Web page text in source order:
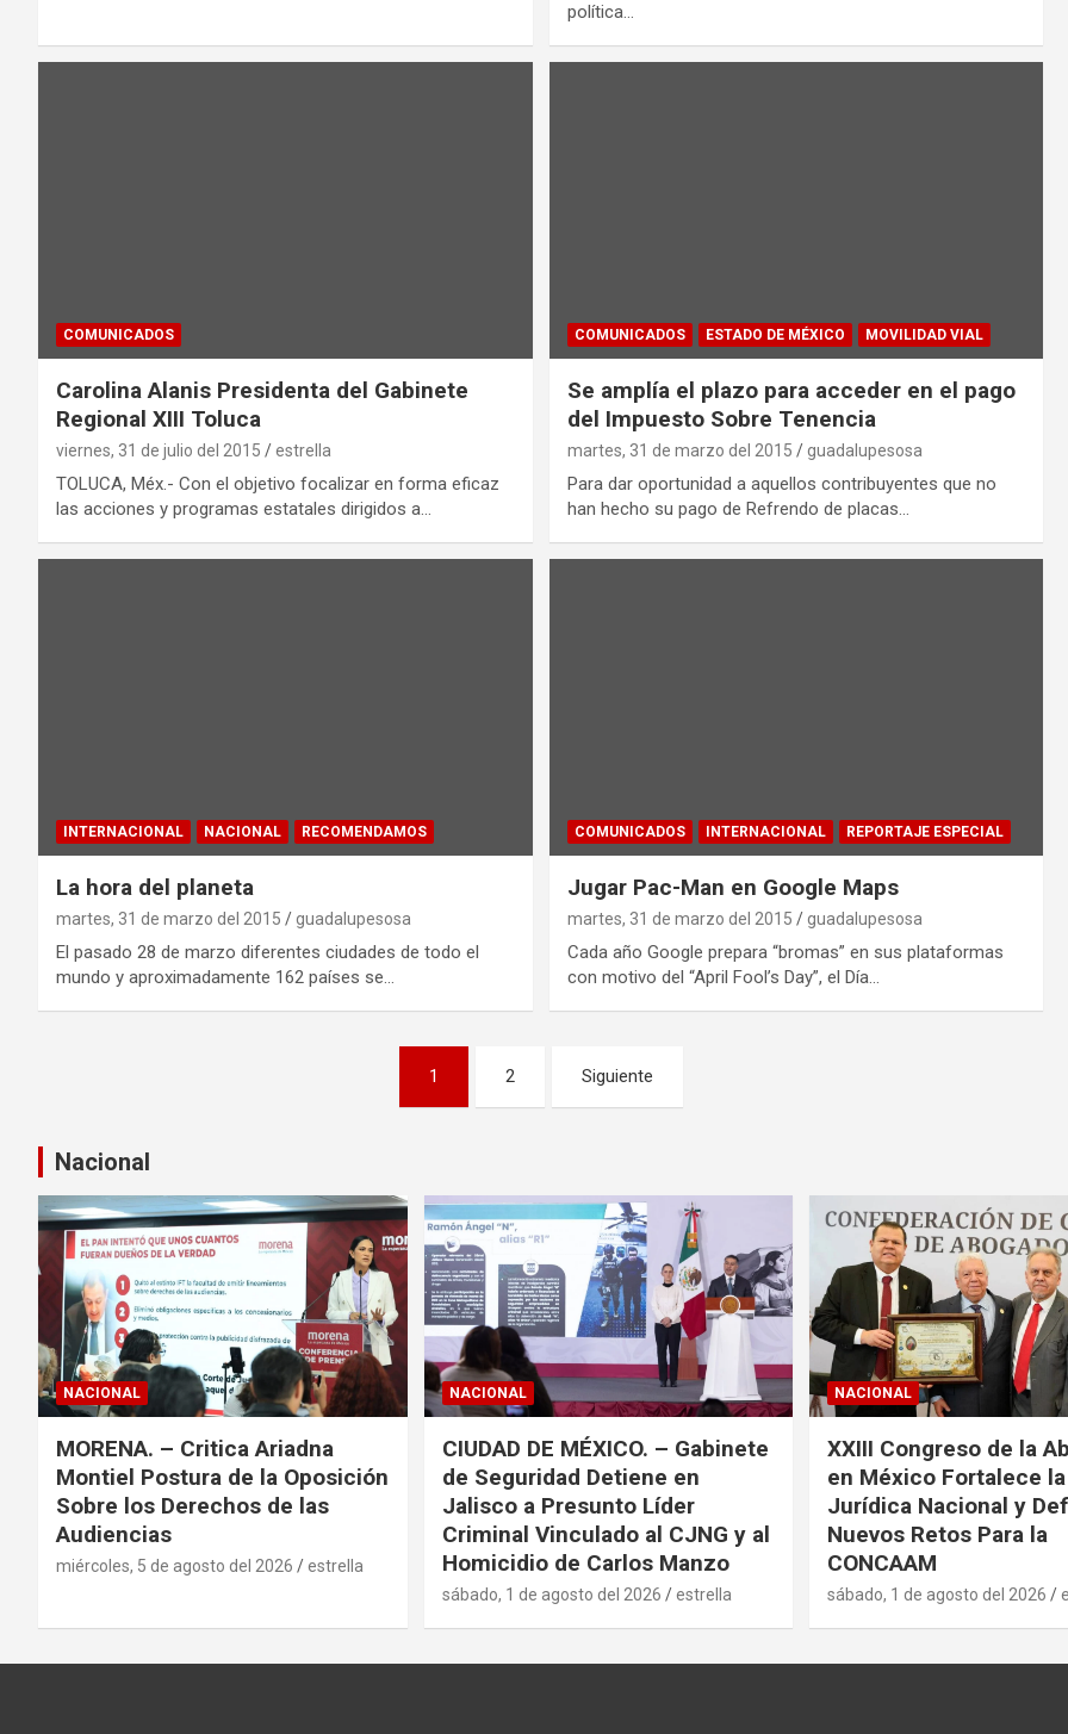
política…
COMUNICADOS
Carolina Alanis Presidenta del Gabinete
Regional XIII Toluca
viernes, 31 de julio del 2015 estrella
TOLUCA, Méx.- Con el objetivo focalizar en forma eficaz
las acciones y programas estatales dirigidos a…
COMUNICADOS ESTADO DE MÉXICO MOVILIDAD VIAL
Se amplía el plazo para acceder en el pago
del Impuesto Sobre Tenencia
martes, 31 de marzo del 2015 guadalupesosa
Para dar oportunidad a aquellos contribuyentes que no
han hecho su pago de Refrendo de placas…
INTERNACIONAL NACIONAL RECOMENDAMOS
La hora del planeta
martes, 31 de marzo del 2015 guadalupesosa
El pasado 28 de marzo diferentes ciudades de todo el
mundo y aproximadamente 162 países se…
COMUNICADOS INTERNACIONAL REPORTAJE ESPECIAL
Jugar Pac-Man en Google Maps
martes, 31 de marzo del 2015 guadalupesosa
Cada año Google prepara “bromas” en sus plataformas
con motivo del “April Fool’s Day”, el Día…
g
i
n
c
i
ó
n
d
e
1 2 Siguiente
Nacional
NACIONAL
MORENA. – Critica Ariadna
Montiel Postura de la Oposición
Sobre los Derechos de las
Audiencias
miércoles, 5 de agosto del 2026 estrella
NACIONAL
CIUDAD DE MÉXICO. – Gabinete
de Seguridad Detiene en
Jalisco a Presunto Líder
Criminal Vinculado al CJNG y al
Homicidio de Carlos Manzo
sábado, 1 de agosto del 2026 estrella
NACIONAL
XXIII Congreso de la
en México Fortalece
Jurídica Nacional y
Nuevos Retos Para la
CONCAAM
sábado, 1 de agosto del 2026